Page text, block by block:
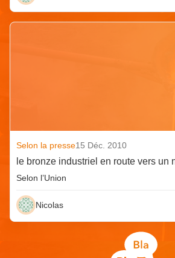
Selon la presse15 Déc. 2010
le bronze industriel en route vers un
Selon l’Union
Nicolas